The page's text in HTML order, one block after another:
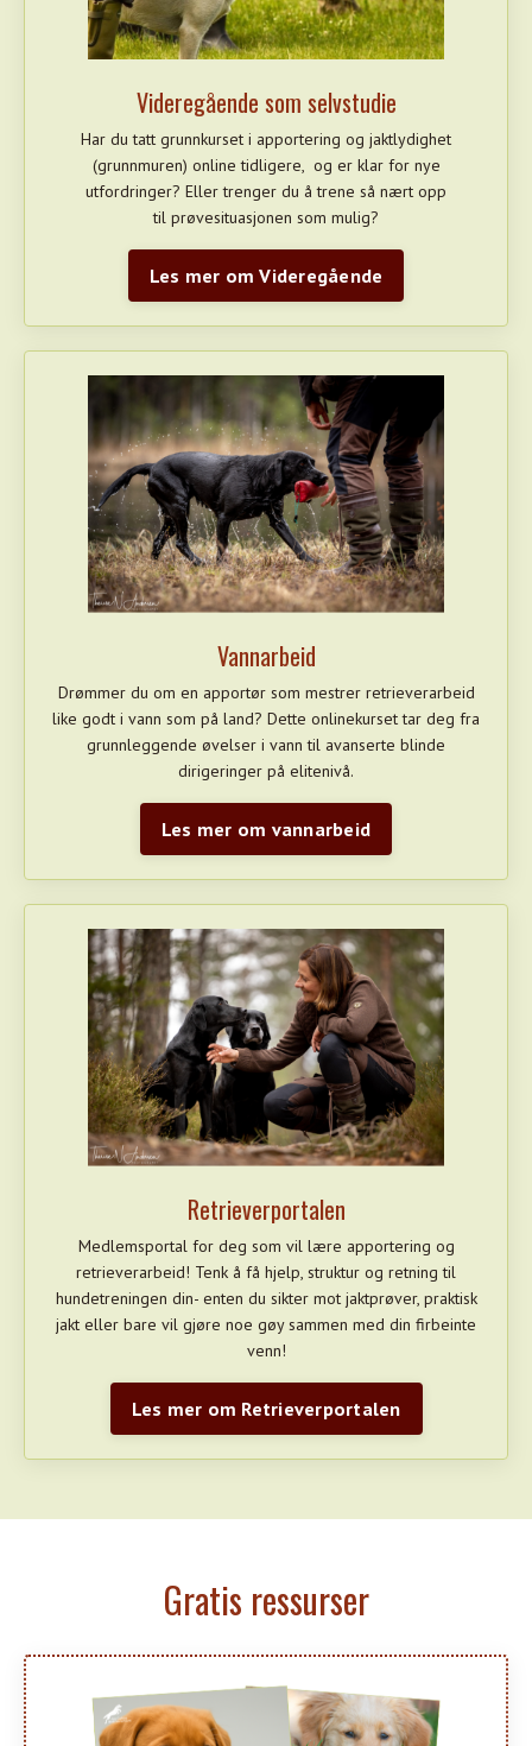
Videregående som selvstudie
Har du tatt grunnkurset i apportering og jaktlydighet
(grunnmuren) online tidligere, og er klar for nye
utfordringer? Eller trenger du å trene så nært opp
til prøvesituasjonen som mulig?
Les mer om Videregående
Vannarbeid
Drømmer du om en apportør som mestrer retrieverarbeid
like godt i vann som på land? Dette onlinekurset tar deg fra
grunnleggende øvelser i vann til avanserte blinde
dirigeringer på elitenivå.
Les mer om vannarbeid
Retrieverportalen
Medlemsportal for deg som vil lære apportering og
retrieverarbeid! Tenk å få hjelp, struktur og retning til
hundetreningen din- enten du sikter mot jaktprøver, praktisk
jakt eller bare vil gjøre noe gøy sammen med din firbeinte
venn!
Les mer om Retrieverportalen
Gratis ressurser